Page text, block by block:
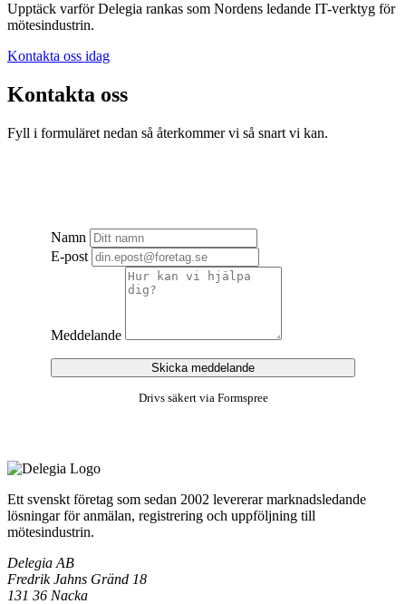
Upptäck varför Delegia rankas som Nordens ledande IT-verktyg för
mötesindustrin.
Kontakta oss idag
Kontakta oss
Fyll i formuläret nedan så återkommer vi så snart vi kan.
Namn
E-post
Meddelande
Skicka meddelande
Drivs säkert via Formspree
Ett svenskt företag som sedan 2002 levererar marknadsledande
lösningar för anmälan, registrering och uppföljning till
mötesindustrin.
Delegia AB
Fredrik Jahns Gränd 18
131 36 Nacka